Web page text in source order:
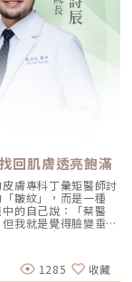
回肌膚透亮飽滿
膚專科丁彙矩醫師討
皺紋」，而是一種
的自己說：「蔡醫
我就是覺得臉變垂
肌膚真皮層結構的崩
音波去「緊緻」皮
生物重塑（Bio-
俗稱：璞菲洛）情
1285 收藏